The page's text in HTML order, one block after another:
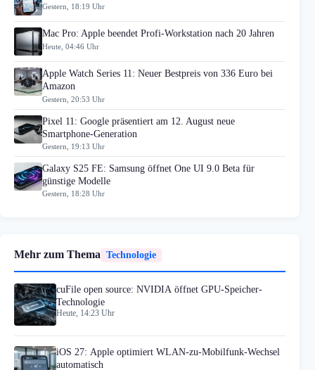
Gestern, 18:19 Uhr
Mac Pro: Apple beendet Profi-Workstation nach 20 Jahren
Heute, 04:46 Uhr
Apple Watch Series 11: Neuer Bestpreis von 336 Euro bei
Amazon
Gestern, 20:53 Uhr
Pixel 11: Google präsentiert am 12. August neue
Smartphone-Generation
Gestern, 19:13 Uhr
Galaxy S25 FE: Samsung öffnet One UI 9.0 Beta für
günstige Modelle
Gestern, 18:28 Uhr
Mehr zum Thema Technologie
cuFile open source: NVIDIA öffnet GPU-Speicher-
Technologie
Heute, 14:23 Uhr
iOS 27: Apple optimiert WLAN-zu-Mobilfunk-Wechsel
automatisch